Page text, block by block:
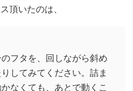
頂いたのは、
のフタを、回しながら斜め
してみてください。詰ま
なくても、あとで動くこ